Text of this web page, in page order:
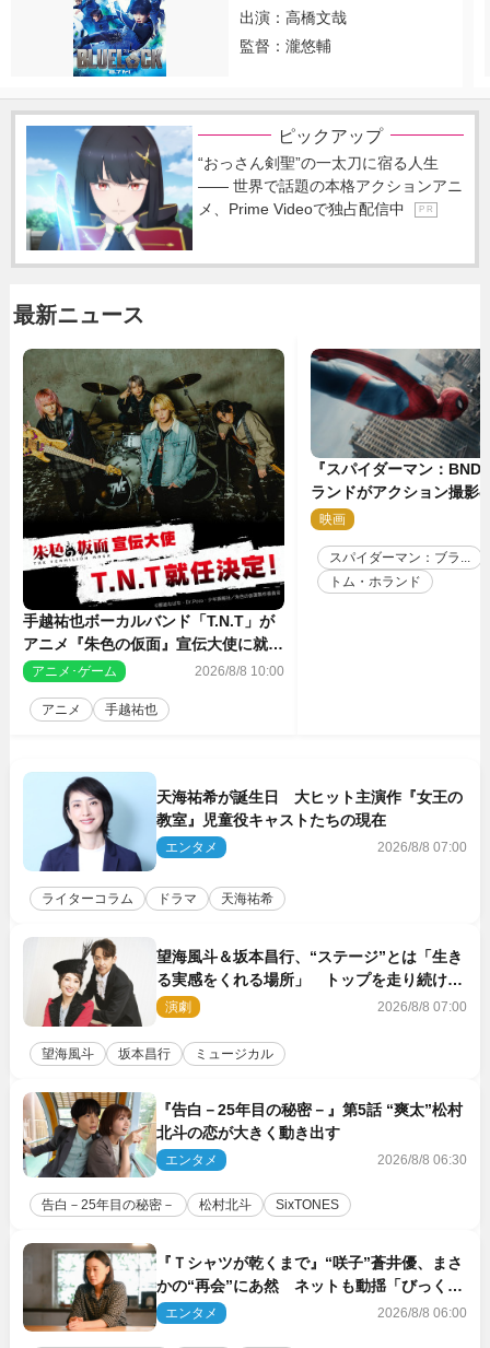
出演：高橋文哉
監督：瀧悠輔
ピックアップ
“おっさん剣聖”の一太刀に宿る人生
―― 世界で話題の本格アクションアニ
メ、Prime Videoで独占配信中
P R
最新ニュース
手越祐也ボーカルバンド「T.N.T」が
アニメ『朱色の仮面』宣伝大使に就任
決定
アニメ･ゲーム 2026/8/8 10:00
アニメ 手越祐也
『スパイダーマン：BND
ランドがアクション撮影
す特別映像解禁
映画
スパイダーマン：ブラ...
トム・ホランド
天海祐希が誕生日 大ヒット主演作『女王の
教室』児童役キャストたちの現在
エンタメ 2026/8/8 07:00
ライターコラム ドラマ 天海祐希
望海風斗＆坂本昌行、“ステージ”とは「生き
る実感をくれる場所」 トップを走り続ける
原動力を語る
演劇 2026/8/8 07:00
望海風斗 坂本昌行 ミュージカル
『告白－25年目の秘密－』第5話 “爽太”松村
北斗の恋が大きく動き出す
エンタメ 2026/8/8 06:30
告白－25年目の秘密－ 松村北斗 SixTONES
『Ｔシャツが乾くまで』“咲子”蒼井優、まさ
かの“再会”にあ然 ネットも動揺「びっくり
した!!」「今さら?!」（ネタバレあり）
エンタメ 2026/8/8 06:00